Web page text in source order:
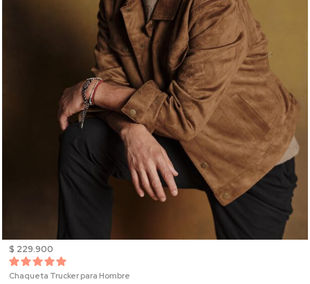
$ 229.900
Chaqueta Trucker para Hombre